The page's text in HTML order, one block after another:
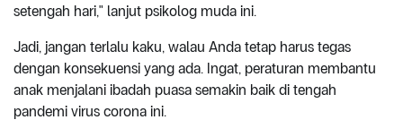
setengah hari," lanjut psikolog muda ini.
Jadi, jangan terlalu kaku, walau Anda tetap harus tegas
dengan konsekuensi yang ada. Ingat, peraturan membantu
anak menjalani ibadah puasa semakin baik di tengah
pandemi virus corona ini.